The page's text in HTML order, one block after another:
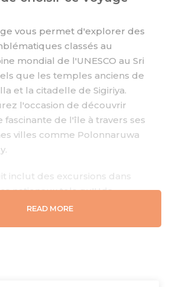
vous permet d'explorer des
classés au
mondial de l'UNESCO au Sri
que les temples anciens de
et la citadelle de Sigiriya.
l'occasion de découvrir
fascinante de l'île à travers ses
villes comme Polonnaruwa
inclut des excursions dans
nationaux tels qu'Uda
où vous pourrez observer la
READ MORE